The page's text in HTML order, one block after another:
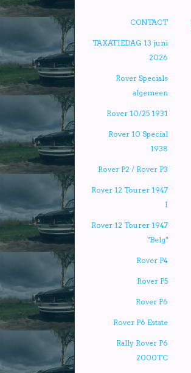
CONTACT
TAXATIEDAG 13 juni
2026
Rover Specials
algemeen
Rover 10/25 1931
Rover 10 Special
1938
Rover P2 / Rover P3
Rover 12 Tourer 1947
I
Rover 12 Tourer 1947
"Belg"
Rover P4
Rover P5
Rover P6
Rover P6 Estate
Rally Rover P6
2000TC